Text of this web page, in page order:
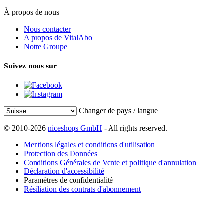
À propos de nous
Nous contacter
A propos de VitalAbo
Notre Groupe
Suivez-nous sur
Changer de pays / langue
© 2010-2026 niceshops GmbH - All rights reserved.
Mentions légales et conditions d'utilisation
Protection des Données
Conditions Générales de Vente et politique d'annulation
Déclaration d'accessibilité
Paramètres de confidentialité
Résiliation des contrats d'abonnement